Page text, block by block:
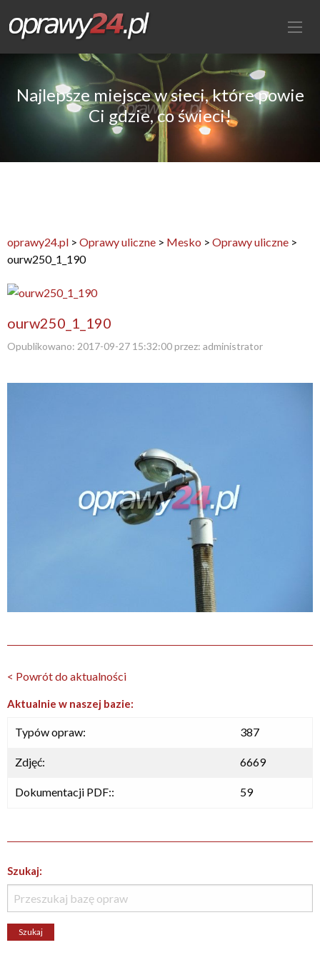
Najlepsze miejsce w sieci, które powie
Ci gdzie, co świeci!
oprawy24.pl > Oprawy uliczne > Mesko > Oprawy uliczne >
ourw250_1_190
ourw250_1_190
Opublikowano: 2017-09-27 15:32:00przez: administrator
< Powrót do aktualności
Aktualnie w naszej bazie:
Typów opraw: 387
Zdjęć: 6669
Dokumentacji PDF:: 59
Szukaj: